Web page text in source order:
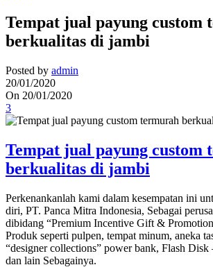
Tempat jual payung custom
berkualitas di jambi
Posted by admin
20/01/2020
On 20/01/2020
3
Tempat jual payung custom
berkualitas di jambi
Perkenankanlah kami dalam kesempatan ini
diri, PT. Panca Mitra Indonesia, Sebagai
dibidang “Premium Incentive Gift &
Produk seperti pulpen, tempat minum, aneka
“designer collections” power bank, Flash
dan lain Sebagainya.